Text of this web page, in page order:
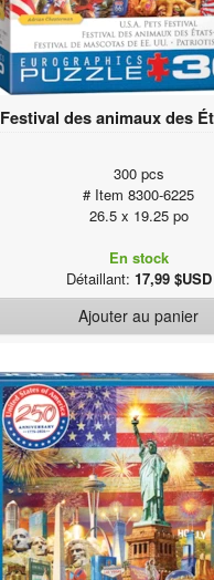
Festival des animaux des
300 pcs
# Item 8300-6225
26.5 x 19.25 po
En stock
Détaillant: 17,99 $USD
Ajouter au panier